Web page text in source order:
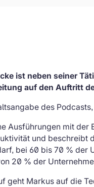
ist neben seiner
auf den Auftritt
des
Ausführungen mit der
und beschreibt
bei 60 bis 70 % der
20 % der
geht Markus auf die